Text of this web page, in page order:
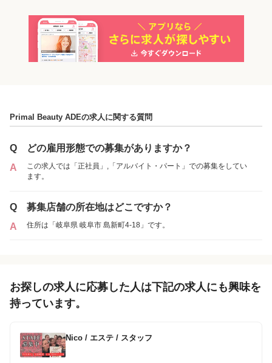
「正社員」を募集していた店舗
1件の店舗
Primal Beauty ADE
「アルバイト・パート」を募集していた店舗
Primal Beauty ADE
（岐阜県岐阜市:岐阜駅 ）
パート
Primal Beauty ADEの求人に関する質問
Q
どの雇用形態での募集がありますか？
A
この求人では「正社員」,「アルバイト・パート」での募集をしてい
ます。
Q
募集店舗の所在地はどこですか？
A
住所は「岐阜県 岐阜市 島新町4-18」です。
お探しの求人に応募した人は下記の求人にも興味を
持っています。
Nico / エステ / スタッフ